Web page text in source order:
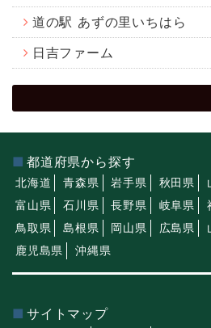
道の駅 あずの里いちはら
日吉ファーム
都道府県から探す
北海道 青森県 岩手県 秋田県
富山県
石川県 長野県 岐阜県
鳥取県
島根県 岡山県 広島県
鹿児島県
沖縄県
サイトマップ